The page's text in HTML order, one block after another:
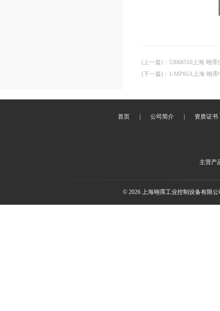
(上一篇) ： 53068510上海 翊
(下一篇) ： 1-MP85A上海 翊
首页 公司简介 资质证书
主营产
© 2026 上海翊霈工业控制设备有限